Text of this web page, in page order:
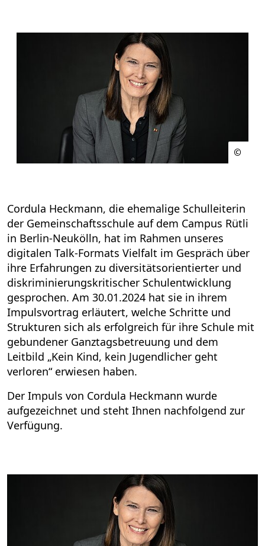
Cordula Heckmann, die ehemalige Schulleiterin
der Gemeinschaftsschule auf dem Campus Rütli
in Berlin-Neukölln, hat im Rahmen unseres
digitalen Talk-Formats Vielfalt im Gespräch über
ihre Erfahrungen zu diversitätsorientierter und
diskriminierungskritischer Schulentwicklung
gesprochen. Am 30.01.2024 hat sie in ihrem
Impulsvortrag erläutert, welche Schritte und
Strukturen sich als erfolgreich für ihre Schule mit
gebundener Ganztagsbetreuung und dem
Leitbild „Kein Kind, kein Jugendlicher geht
verloren“ erwiesen haben.
Der Impuls von Cordula Heckmann wurde
aufgezeichnet und steht Ihnen nachfolgend zur
Verfügung.